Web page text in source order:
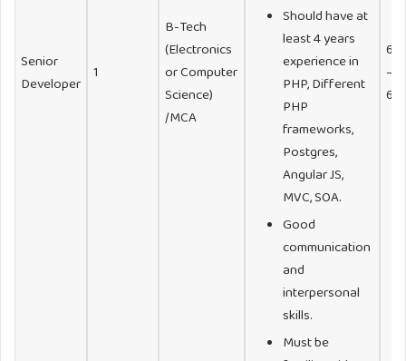
Senior
Developer
1
B-Tech
(Electronics
or Computer
Science)
/MCA
Should have at
least 4 years
experience in
PHP, Different
PHP
frameworks,
Postgres,
Angular JS,
MVC, SOA.
Good
communication
and
interpersonal
skills.
Must be
–